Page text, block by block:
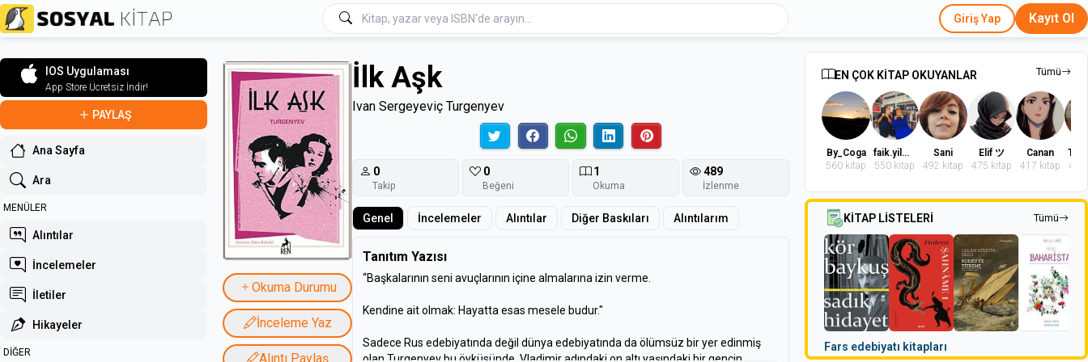
Giriş Yap Kayıt Ol
IOS Uygulaması
App Store Ücretsiz İndir!
PAYLAŞ
Ana Sayfa
Ara
MENÜLER
Alıntılar
İncelemeler
İletiler
Hikayeler
DİĞER
Okuma Durumu
İnceleme Yaz
Alıntı Paylaş
İlk Aşk
Ivan Sergeyeviç Turgenyev
0
Takip
0
Beğeni
1
Okuma
489
İzlenme
Genel İncelemeler Alıntılar Diğer Baskıları Alıntılarım
Tanıtım Yazısı
“Başkalarının seni avuçlarının içine almalarına izin verme.
Kendine ait olmak: Hayatta esas mesele budur."
Sadece Rus edebiyatında değil dünya edebiyatında da ölümsüz bir yer edinmiş
olan Turgenyev bu öyküsünde, Vladimir adındaki on altı yaşındaki bir gencin
EN ÇOK KİTAP OKUYANLAR Tümü
By_Coga
560 kitap
faik.yilmaz.9
550 kitap
Sani
492 kitap
Elif ツ
475 kitap
Canan
417 kitap
402
KİTAP LİSTELERİ Tümü
Fars edebiyatı kitapları